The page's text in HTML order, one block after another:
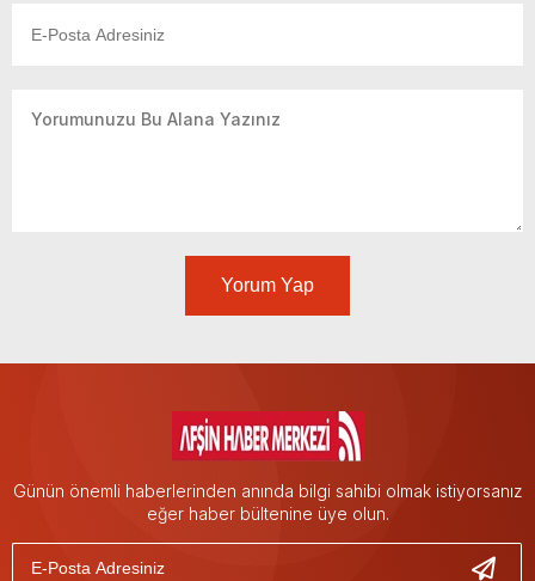
Yorum Yap
Günün önemli haberlerinden anında bilgi sahibi olmak istiyorsanız
eğer haber bültenine üye olun.